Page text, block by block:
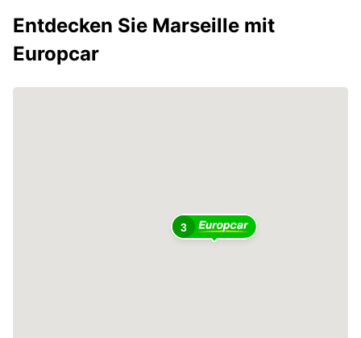
Entdecken Sie Marseille mit
Europcar
3